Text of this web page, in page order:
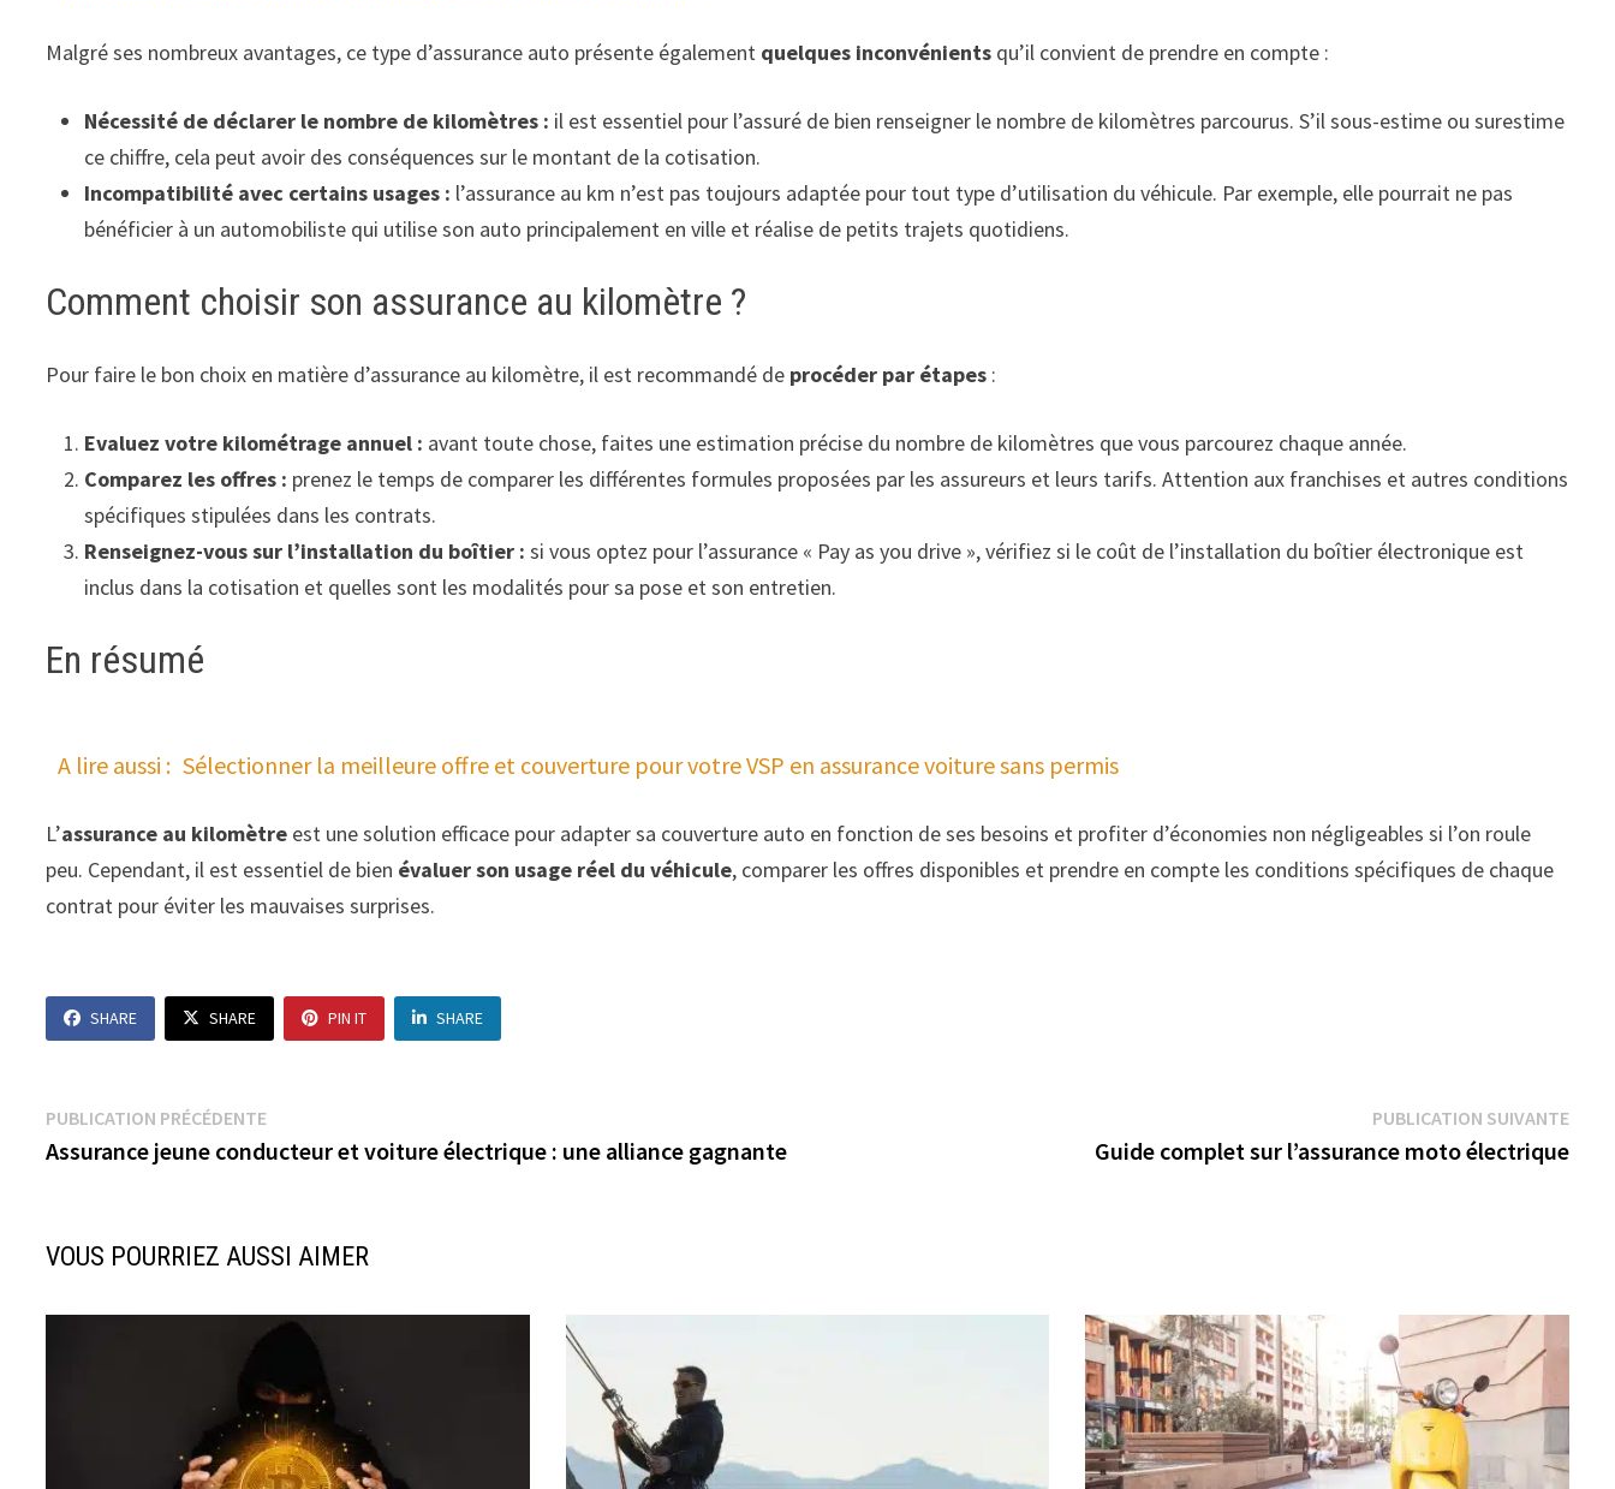
Malgré ses nombreux avantages, ce type d’assurance auto présente également quelques inconvénients qu’il convient de prendre en compte :
Nécessité de déclarer le nombre de kilomètres : il est essentiel pour l’assuré de bien renseigner le nombre de kilomètres parcourus. S’il sous-estime ou surestime
ce chiffre, cela peut avoir des conséquences sur le montant de la cotisation.
Incompatibilité avec certains usages : l’assurance au km n’est pas toujours adaptée pour tout type d’utilisation du véhicule. Par exemple, elle pourrait ne pas
bénéficier à un automobiliste qui utilise son auto principalement en ville et réalise de petits trajets quotidiens.
Comment choisir son assurance au kilomètre ?
Pour faire le bon choix en matière d’assurance au kilomètre, il est recommandé de procéder par étapes :
Evaluez votre kilométrage annuel : avant toute chose, faites une estimation précise du nombre de kilomètres que vous parcourez chaque année.
Comparez les offres : prenez le temps de comparer les différentes formules proposées par les assureurs et leurs tarifs. Attention aux franchises et autres conditions
spécifiques stipulées dans les contrats.
Renseignez-vous sur l’installation du boîtier : si vous optez pour l’assurance « Pay as you drive », vérifiez si le coût de l’installation du boîtier électronique est
inclus dans la cotisation et quelles sont les modalités pour sa pose et son entretien.
En résumé
A lire aussi : Sélectionner la meilleure offre et couverture pour votre VSP en assurance voiture sans permis
L’assurance au kilomètre est une solution efficace pour adapter sa couverture auto en fonction de ses besoins et profiter d’économies non négligeables si l’on roule
peu. Cependant, il est essentiel de bien évaluer son usage réel du véhicule, comparer les offres disponibles et prendre en compte les conditions spécifiques de chaque
contrat pour éviter les mauvaises surprises.
SHARE SHARE PIN IT SHARE
Navigation
de
PUBLICATION PRÉCÉDENTEPublication
précédente :
Assurance jeune conducteur et voiture électrique : une alliance gagnante
PUBLICATION SUIVANTE
Guide complet sur l’assurance moto électrique
VOUS POURRIEZ AUSSI AIMER